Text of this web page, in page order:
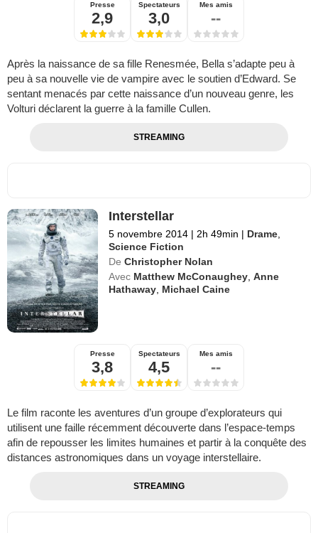
Presse
2,9
Spectateurs
3,0
Mes amis
--
Après la naissance de sa fille Renesmée, Bella s’adapte peu à
peu à sa nouvelle vie de vampire avec le soutien d’Edward. Se
sentant menacés par cette naissance d’un nouveau genre, les
Volturi déclarent la guerre à la famille Cullen.
STREAMING
Interstellar
5 novembre 2014 | 2h 49min | Drame
Science Fiction
De Christopher Nolan
Avec Matthew McConaughey ,Anne
Hathaway Michael Caine
Presse
3,8
Spectateurs
4,5
Mes amis
--
Le film raconte les aventures d’un groupe d’explorateurs qui
utilisent une faille récemment découverte dans l’espace-temps
afin de repousser les limites humaines et partir à la conquête des
distances astronomiques dans un voyage interstellaire.
STREAMING